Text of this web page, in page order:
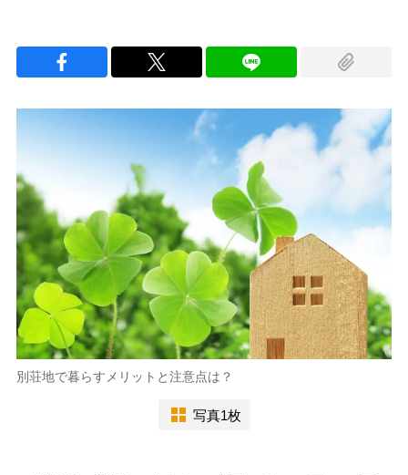
別荘地で暮らすメリットと注意点は？
写真1枚